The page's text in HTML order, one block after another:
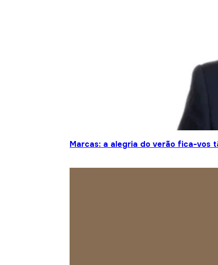
Marcas: a alegria do verão fica-vos